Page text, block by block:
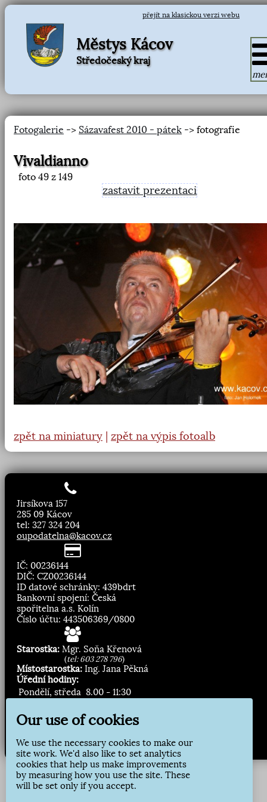
přejít na klasickou verzi webu
Městys Kácov
Středočeský kraj
Fotogalerie -> Sázavafest 2010 - pátek -> fotografie
Vivaldianno
foto 49 z 149
zastavit prezentaci
zpět na miniatury zpět na výpis fotoalb
Jirsíkova 157
285 09 Kácov
tel: 327 324 204
oupodatelna@kacov.cz
IČ: 00236144
DIČ: CZ00236144
ID datové schránky: 439bdrt
Bankovní spojení: Česká
spořitelna a.s. Kolín
Číslo účtu: 443506369/0800
Starostka: Mgr. Soňa Křenová
(tel: 603 278 796)
Místostarostka: Ing. Jana Pěkná
Úřední hodiny:
Pondělí, středa 8.00 - 11:30
Zasílání novinek:
Přihlásit odběr
Our use of cookies
We use the necessary cookies to make our
site work. We'd also like to set analytics
cookies that help us make improvements
by measuring how you use the site. These
will be set only if you accept.